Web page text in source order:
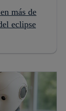
más de
eclipse